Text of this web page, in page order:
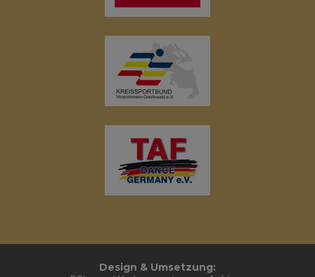
Design & Umsetzung: